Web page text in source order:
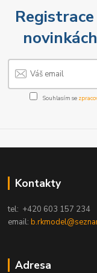
Souhlasím se
Kontakty
tel: +420 603 157 234
email:
Adresa